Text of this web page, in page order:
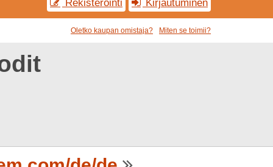
Rekisteröinti Kirjautuminen
Oletko kaupan omistaja? Miten se toimii?